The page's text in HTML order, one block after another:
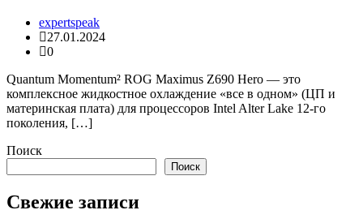
expertspeak
27.01.2024
0
Quantum Momentum² ROG Maximus Z690 Hero — это
комплексное жидкостное охлаждение «все в одном» (ЦП и
материнская плата) для процессоров Intel Alter Lake 12-го
поколения, […]
Поиск
Поиск
Свежие записи